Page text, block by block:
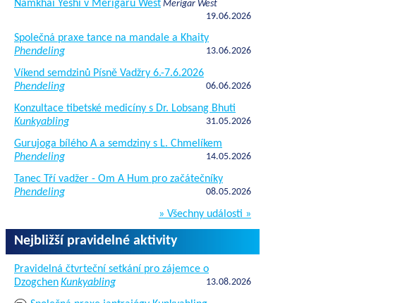
Namkhai Yeshi v Merigaru West Merigar West
19.06.2026
Společná praxe tance na mandale a Khaity
Phendeling
13.06.2026
Víkend semdzinů Písně Vadžry 6.-7.6.2026
Phendeling
06.06.2026
Konzultace tibetské medicíny s Dr. Lobsang Bhuti
Kunkyabling
31.05.2026
Gurujoga bílého A a semdziny s L. Chmelíkem
Phendeling
14.05.2026
Tanec Tří vadžer - Om A Hum pro začátečníky
Phendeling
08.05.2026
» Všechny události »
Nejbližší pravidelné aktivity
Pravidelná čtvrteční setkání pro zájemce o
DzogchenKunkyabling 13.08.2026